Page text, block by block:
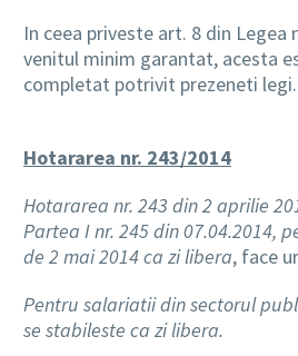
In ceea priveste art. 8 din Legea
venitul minim garantat, acesta
completat potrivit prezeneti legi.
Hotararea nr. 243/2014
Hotararea nr. 243 din 2 aprilie
Partea I nr. 245 din 07.04.2014,
de 2 mai 2014 ca zi libera, face
Pentru salariatii din sectorul
se stabileste ca zi libera.